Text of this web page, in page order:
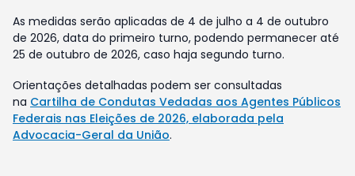
As medidas serão aplicadas de 4 de julho a 4 de outubro
de 2026, data do primeiro turno, podendo permanecer até
25 de outubro de 2026, caso haja segundo turno.
Orientações detalhadas podem ser consultadas
na Cartilha de Condutas Vedadas aos Agentes Públicos
Federais nas Eleições de 2026, elaborada pela
Advocacia-Geral da União.